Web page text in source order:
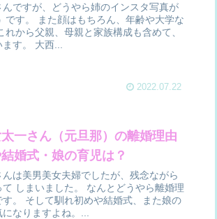
ですが、どうやら姉のインスタ写真が
です。 また顔はもちろん、年齢や大学な
から父親、母親と家族構成も含めて、
す。 大西...
2022.07.22
一さん（元旦那）の離婚理由
婚式・娘の育児は？
は美男美女夫婦でしたが、残念ながら
しまいました。 なんとどうやら離婚理
。 そして馴れ初めや結婚式、また娘の
なりますよね。...